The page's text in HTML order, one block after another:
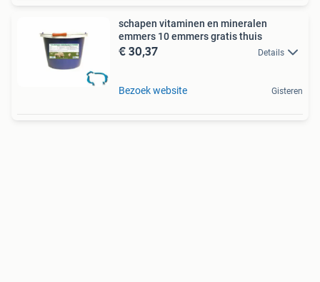
schapen vitaminen en mineralen
emmers 10 emmers gratis thuis
€ 30,37 Details
Bezoek website Gisteren